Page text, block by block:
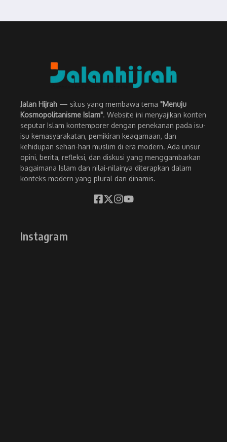
Jalan Hijrah — situs yang membawa tema "Menuju
Kosmopolitanisme Islam". Website ini menyajikan konten
seputar Islam kontemporer dengan penekanan pada isu-
isu kemasyarakatan, pemikiran keagamaan, dan
kehidupan sehari-hari muslim di era modern. Ada unsur
opini, berita, refleksi, dan diskusi yang menggambarkan
bagaimana Islam dan nilai-nilainya diterapkan dalam
konteks modern yang plural dan dinamis.
Instagram